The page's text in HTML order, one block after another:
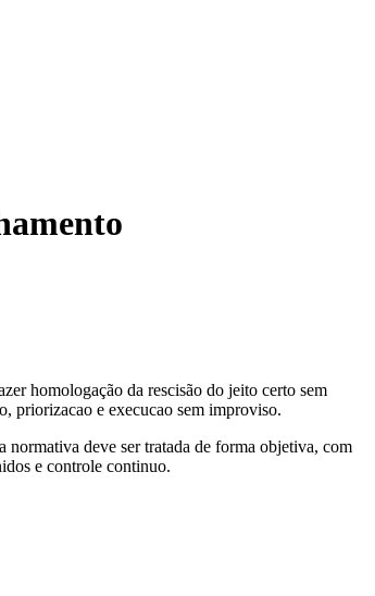
homologação da rescisão do jeito certo sem
priorizacao e execucao sem improviso.
normativa deve ser tratada de forma objetiva, com
e controle continuo.